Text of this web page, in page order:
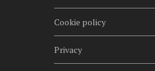
Cookie policy
Privacy